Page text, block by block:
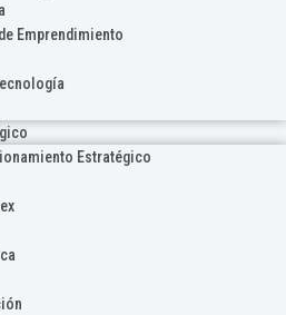
Emprendimiento
Estratégico